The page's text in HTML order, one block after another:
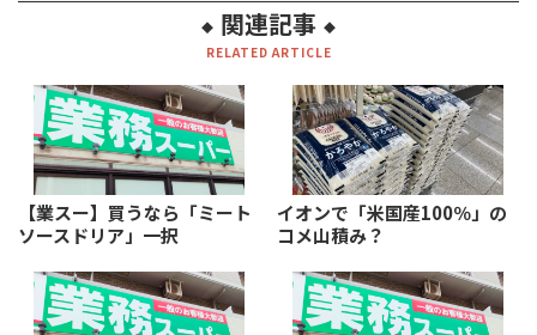
◆ 関連記事 ◆
RELATED ARTICLE
【業スー】買うなら「ミート
ソースドリア」一択
イオンで「米国産100％」の
コメ山積み？